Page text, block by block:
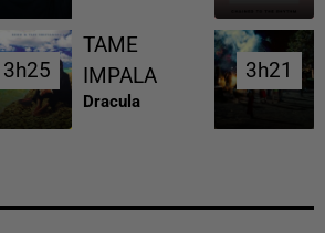
3h25
3h25
TAME
IMPALA
Dracula
3h21
3h21